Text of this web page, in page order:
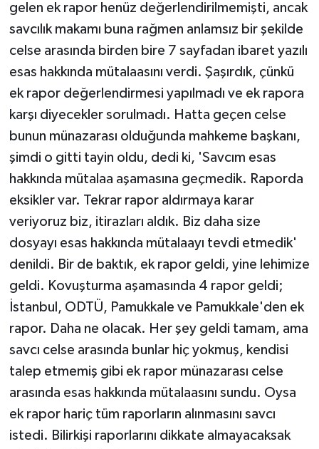
gelen ek rapor henüz değerlendirilmemişti, ancak
savcılık makamı buna rağmen anlamsız bir şekilde
celse arasında birden bire 7 sayfadan ibaret yazılı
esas hakkında mütalaasını verdi. Şaşırdık, çünkü
ek rapor değerlendirmesi yapılmadı ve ek rapora
karşı diyecekler sorulmadı. Hatta geçen celse
bunun münazarası olduğunda mahkeme başkanı,
şimdi o gitti tayin oldu, dedi ki, 'Savcım esas
hakkında mütalaa aşamasına geçmedik. Raporda
eksikler var. Tekrar rapor aldırmaya karar
veriyoruz biz, itirazları aldık. Biz daha size
dosyayı esas hakkında mütalaayı tevdi etmedik'
denildi. Bir de baktık, ek rapor geldi, yine lehimize
geldi. Kovuşturma aşamasında 4 rapor geldi;
İstanbul, ODTÜ, Pamukkale ve Pamukkale'den ek
rapor. Daha ne olacak. Her şey geldi tamam, ama
savcı celse arasında bunlar hiç yokmuş, kendisi
talep etmemiş gibi ek rapor münazarası celse
arasında esas hakkında mütalaasını sundu. Oysa
ek rapor hariç tüm raporların alınmasını savcı
istedi. Bilirkişi raporlarını dikkate almayacaksak